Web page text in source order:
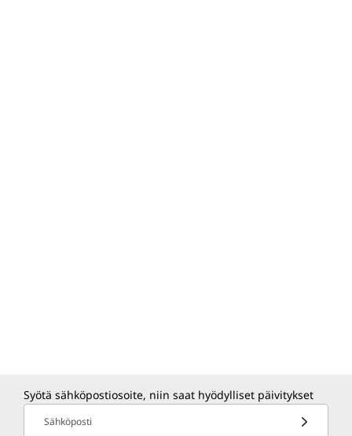
Syötä sähköpostiosoite, niin saat hyödylliset päivitykset
Sähköposti